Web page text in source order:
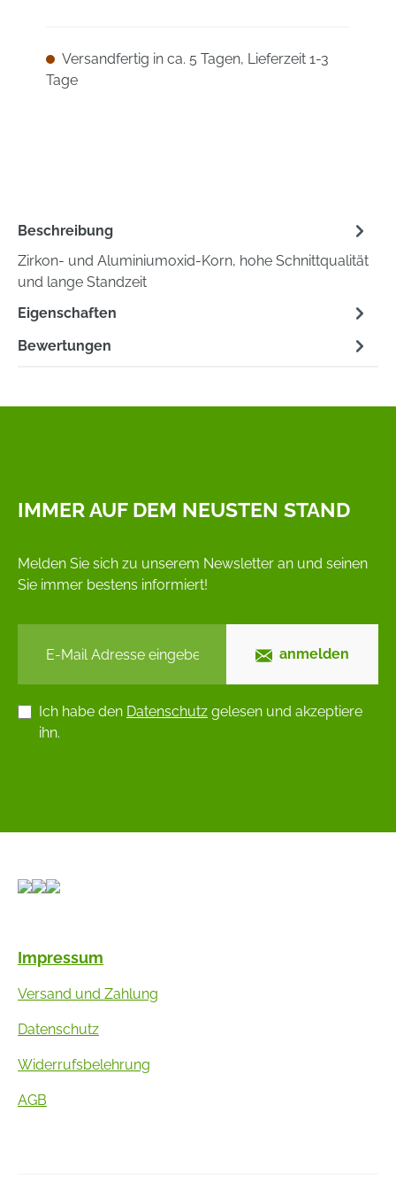
Versandfertig in ca. 5 Tagen, Lieferzeit 1-3
Tage
Beschreibung
Zirkon- und Aluminiumoxid-Korn, hohe Schnittqualität
und lange Standzeit
Eigenschaften
Bewertungen
IMMER AUF DEM NEUSTEN STAND
Melden Sie sich zu unserem Newsletter an und seinen
Sie immer bestens informiert!
anmelden
Ich habe den Datenschutz gelesen und akzeptiere
ihn.
Impressum
Versand und Zahlung
Datenschutz
Widerrufsbelehrung
AGB